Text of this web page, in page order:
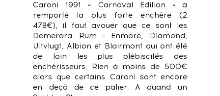
Caroni 1991 « Carnaval Edition » a
remporté la plus forte enchère (2
478€), il faut avouer que ce sont les
Demerara Rum : Enmore, Diamond,
Uitvlugt, Albion et Blairmont qui ont été
de loin les plus plébiscités des
enchérisseurs. Rien à moins de 500€
alors que certains Caroni sont encore
en deçà de ce palier. A quand un